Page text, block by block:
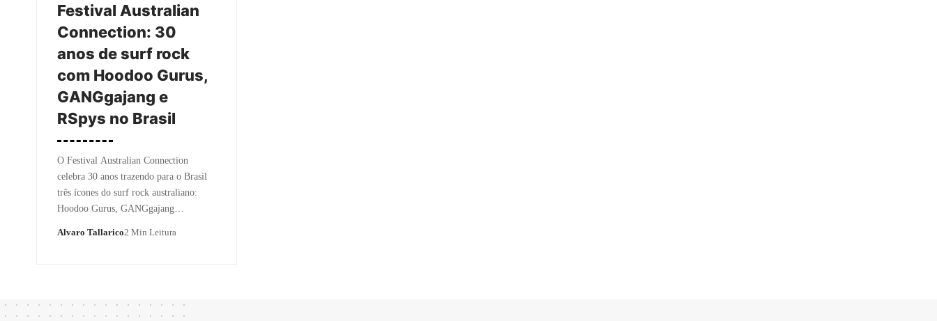
Festival Australian
Connection: 30
anos de surf rock
com Hoodoo Gurus,
GANGgajang e
RSpys no Brasil
O Festival Australian Connection
celebra 30 anos trazendo para o Brasil
três ícones do surf rock australiano:
Hoodoo Gurus, GANGgajang…
Alvaro Tallarico2 Min Leitura